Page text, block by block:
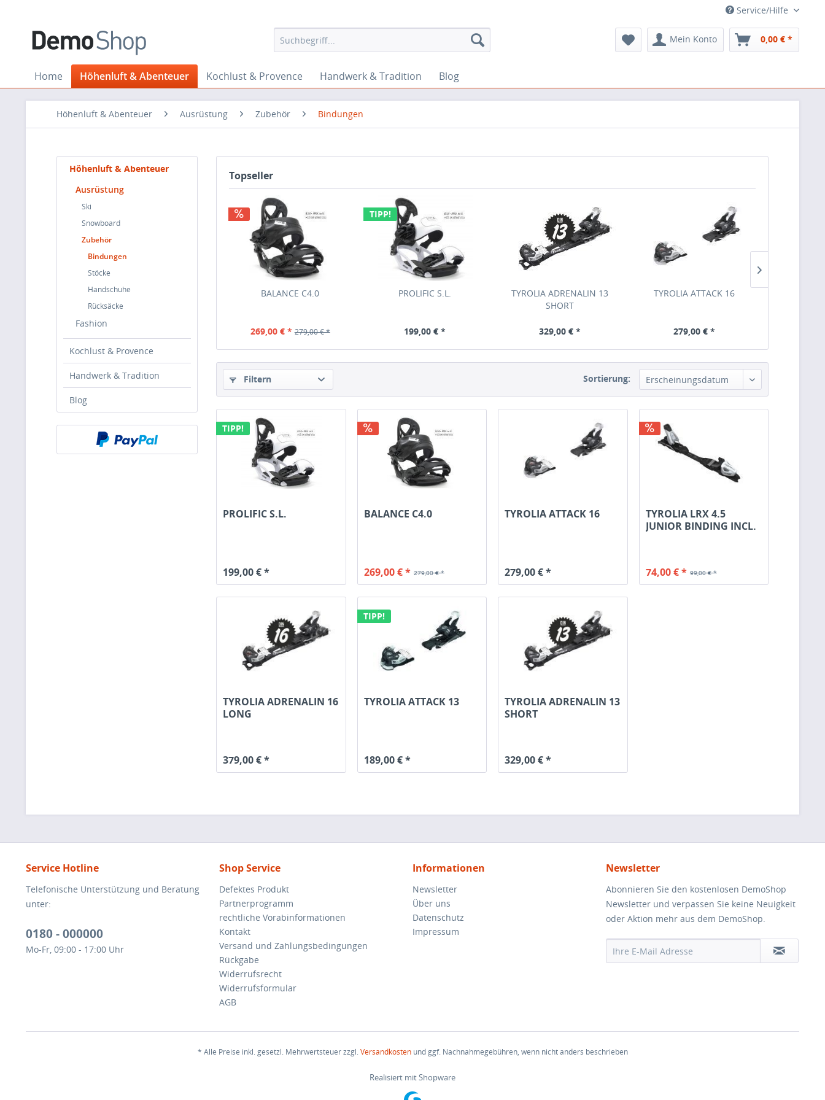
Service/Hilfe
Mein Konto 0,00 € *
Home Höhenluft & Abenteuer Kochlust & Provence Handwerk & Tradition Blog
Höhenluft & Abenteuer Ausrüstung Zubehör Bindungen
Höhenluft & Abenteuer
Ausrüstung
Ski
Snowboard
Zubehör
Bindungen
Stöcke
Handschuhe
Rücksäcke
Fashion
Kochlust & Provence
Handwerk & Tradition
Blog
Topseller
BALANCE C4.0
269,00 € * 279,00 € *
TIPP!
PROLIFIC S.L.
199,00 € *
TYROLIA ADRENALIN 13
SHORT
329,00 € *
TYROLIA ATTACK 16
279,00 € *
Filtern Sortierung: Erscheinungsdatum
TIPP!
PROLIFIC S.L.
199,00 € *
BALANCE C4.0
279,00 € *
269,00 € *
TYROLIA ATTACK 16
279,00 € *
TYROLIA LRX 4.5
JUNIOR BINDING INCL.
99,00 € *
74,00 € *
TYROLIA ADRENALIN 16
LONG
379,00 € *
TIPP!
TYROLIA ATTACK 13
189,00 € *
TYROLIA ADRENALIN 13
SHORT
329,00 € *
Service Hotline
Telefonische Unterstützung und Beratung
unter:
0180 - 000000
Mo-Fr, 09:00 - 17:00 Uhr
Shop Service
Defektes Produkt
Partnerprogramm
rechtliche Vorabinformationen
Kontakt
Versand und Zahlungsbedingungen
Rückgabe
Widerrufsrecht
Widerrufsformular
AGB
Informationen
Newsletter
Über uns
Datenschutz
Impressum
Newsletter
Abonnieren Sie den kostenlosen DemoShop
Newsletter und verpassen Sie keine Neuigkeit
oder Aktion mehr aus dem DemoShop.
* Alle Preise inkl. gesetzl. Mehrwertsteuer zzgl.Versandkostenund ggf. Nachnahmegebühren, wenn nicht anders beschrieben
Realisiert mit Shopware